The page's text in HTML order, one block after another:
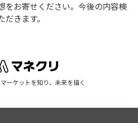
をお寄せください。今後の内容検
きます。
ーケットを知り、未来を描く